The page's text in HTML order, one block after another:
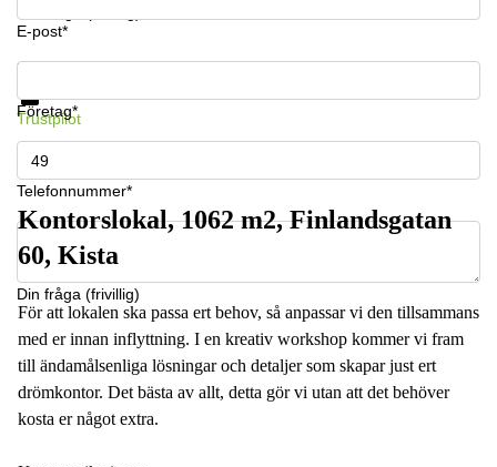
E-post*
Företag*
Telefonnummer*
Din fråga (frivillig)
Få information och pris
Trustpilot
Kontorslokal, 1062 m2, Finlandsgatan
60, Kista
För att lokalen ska passa ert behov, så anpassar vi den tillsammans
med er innan inflyttning. I en kreativ workshop kommer vi fram
till ändamålsenliga lösningar och detaljer som skapar just ert
drömkontor. Det bästa av allt, detta gör vi utan att det behöver
kosta er något extra.